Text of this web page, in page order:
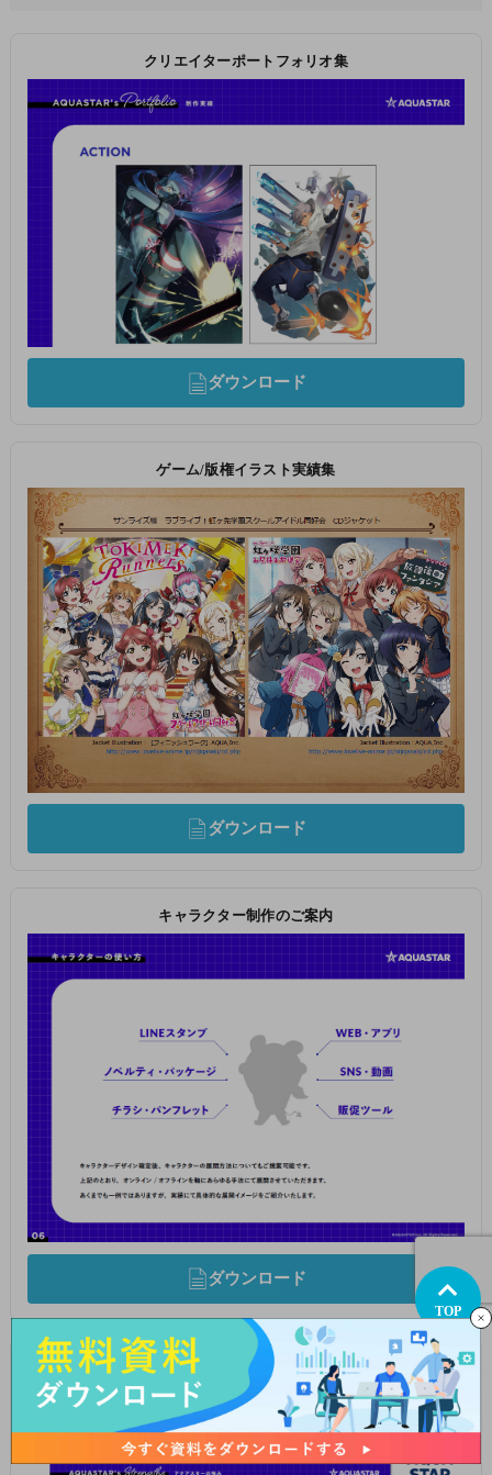
クリエイターポートフォリオ集
ダウンロード
ゲーム/版権イラスト実績集
ダウンロード
キャラクター制作のご案内
ダウンロード
漫画制作サービスのご案内
TOP